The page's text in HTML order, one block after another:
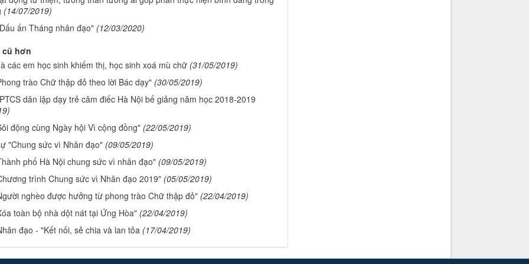
(14/07/2019)
ấn Tháng nhân đạo" (12/03/2020)
hơn
các em học sinh khiếm thị, học sinh xoá mù chữ (31/05/2019)
trào Chữ thập đỏ theo lời Bác dạy" (30/05/2019)
dân lập dạy trẻ câm điếc Hà Nội bế giảng năm học 2018-2019
động cùng Ngày hội Vì cộng đồng" (22/05/2019)
"Chung sức vì Nhân đạo" (09/05/2019)
phố Hà Nội chung sức vì nhân đạo" (09/05/2019)
trình Chung sức vì Nhân đạo 2019" (05/05/2019)
nghèo được hưởng từ phong trào Chữ thập đỏ" (22/04/2019)
toàn bộ nhà dột nát tại Ứng Hòa" (22/04/2019)
đạo - "Kết nối, sẻ chia và lan tỏa (17/04/2019)